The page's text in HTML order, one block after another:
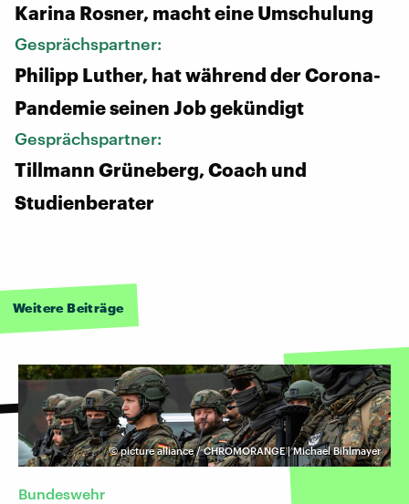
Karina Rosner, macht eine Umschulung
Gesprächspartner:
Philipp Luther, hat während der Corona-
Pandemie seinen Job gekündigt
Gesprächspartner:
Tillmann Grüneberg, Coach und
Studienberater
Weitere Beiträge
©picture alliance / CHROMORANGE | Michael Bihlmayer
Bundeswehr